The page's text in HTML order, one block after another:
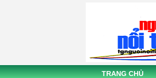
TRANG CHỦ